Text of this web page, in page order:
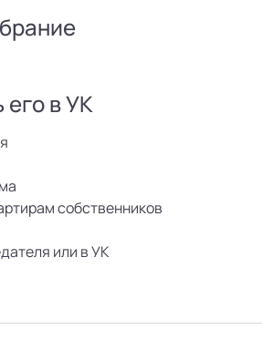
его в УК
собственников
или в УК